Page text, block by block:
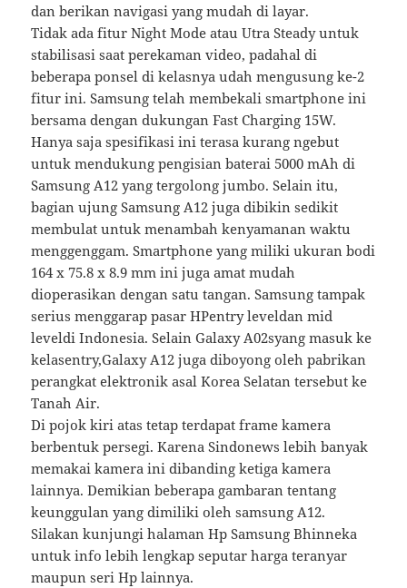
dan berikan navigasi yang mudah di layar.
Tidak ada fitur Night Mode atau Utra Steady untuk
stabilisasi saat perekaman video, padahal di
beberapa ponsel di kelasnya udah mengusung ke-2
fitur ini. Samsung telah membekali smartphone ini
bersama dengan dukungan Fast Charging 15W.
Hanya saja spesifikasi ini terasa kurang ngebut
untuk mendukung pengisian baterai 5000 mAh di
Samsung A12 yang tergolong jumbo. Selain itu,
bagian ujung Samsung A12 juga dibikin sedikit
membulat untuk menambah kenyamanan waktu
menggenggam. Smartphone yang miliki ukuran bodi
164 x 75.8 x 8.9 mm ini juga amat mudah
dioperasikan dengan satu tangan. Samsung tampak
serius menggarap pasar HPentry leveldan mid
leveldi Indonesia. Selain Galaxy A02syang masuk ke
kelasentry,Galaxy A12 juga diboyong oleh pabrikan
perangkat elektronik asal Korea Selatan tersebut ke
Tanah Air.
Di pojok kiri atas tetap terdapat frame kamera
berbentuk persegi. Karena Sindonews lebih banyak
memakai kamera ini dibanding ketiga kamera
lainnya. Demikian beberapa gambaran tentang
keunggulan yang dimiliki oleh samsung A12.
Silakan kunjungi halaman Hp Samsung Bhinneka
untuk info lebih lengkap seputar harga teranyar
maupun seri Hp lainnya.